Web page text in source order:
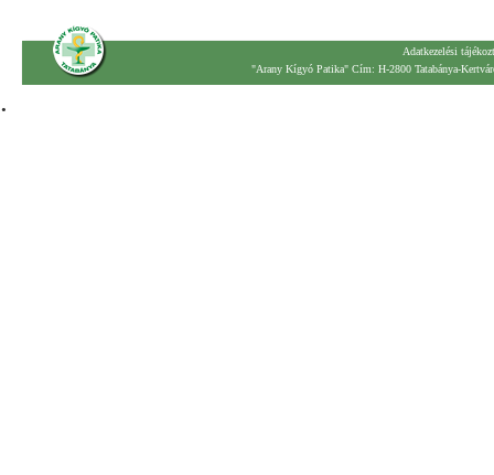
Adatkezelési
"Arany Kígyó Patika" Cím: H-2800 Tatabánya-
.